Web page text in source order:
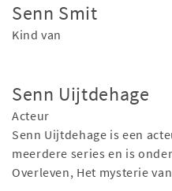
Senn Smit
Kind van
Senn Uijtdehage
Acteur
Senn Uijtdehage is een
meerdere series en is
Overleven, Het mysterie